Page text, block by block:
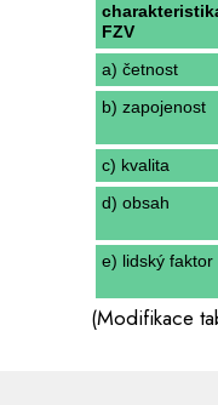
FZV
a) četnost
b) zapojenost
c) kvalita
d) obsah
e) lidský faktor
(Modifikace